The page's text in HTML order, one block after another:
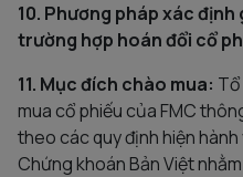
10. Phương pháp xác
trường hợp hoán đổi cổ
11. Mục đích chào mua:
mua cổ phiếu của FMC
theo các quy định hiện
Chứng khoán Bản Việt